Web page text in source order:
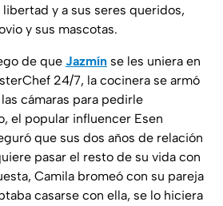
y a sus seres queridos,
y sus mascotas.
de que Jazmín se les uniera en
24/7, la cocinera se armó
cámaras para pedirle
el popular influencer Esen
que sus dos años de relación
pasar el resto de su vida con
Camila bromeó con su pareja
casarse con ella, se lo hiciera